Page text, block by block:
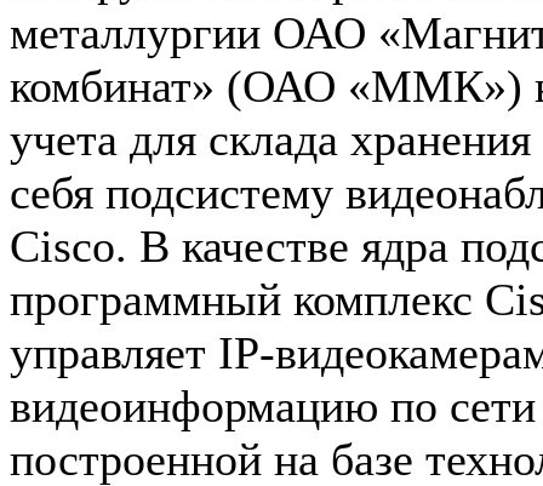
металлургии ОАО
комбинат» (ОАО «ММК»)
учета для склада
себя подсистему
Cisco. В качестве ядра
программный комплекс
управляет IP-
видеоинформацию по
построенной на базе